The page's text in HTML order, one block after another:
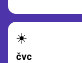
☀️
čvc